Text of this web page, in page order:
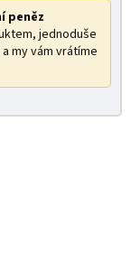
peněz
jednoduše
my vám vrátíme